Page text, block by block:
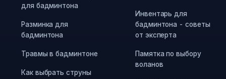
для бадминтона
Разминка для
бадминтона
Травмы в бадминтоне
Как выбрать струны
Инвентарь для
бадминтона - советы
от эксперта
Памятка по выбору
воланов